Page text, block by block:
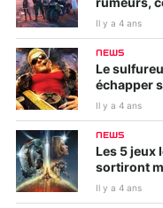
rumeurs,
Il y a 4 ans
NEWS
Le
échapper
Il y a 4 ans
NEWS
Les 5 jeux
sortiront
Il y a 4 ans